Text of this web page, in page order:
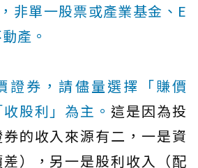
非單一股票或產業基金、E
產。
證券，請儘量選擇「賺價
股利」為主。 這是因為投
的收入來源有二，一是資
），另一是股利收入（配